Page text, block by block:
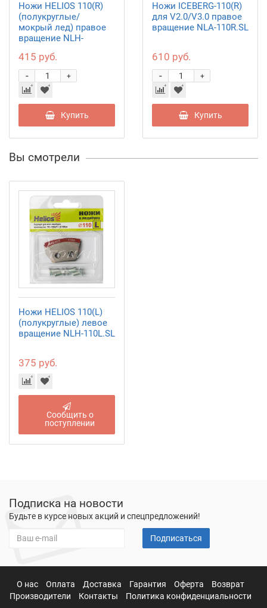
Ножи HELIOS 110(R)
(полукруглые/
мокрый лед) правое
вращение NLH-
415 руб.
+
-
Купить
Ножи ICEBERG-110(R)
для V2.0/V3.0 правое
вращение NLA-110R.SL
610 руб.
+
-
Купить
Вы смотрели
Ножи HELIOS 110(L)
(полукруглые) левое
вращение NLH-110L.SL
375 руб.
Сообщить о
поступлении
Подписка на новости
Будьте в курсе новых акций и спецпредложений!
Подписаться
О нас Оплата Доставка Гарантия Оферта
Возврат
Производители
Контакты Политика конфиденциальности